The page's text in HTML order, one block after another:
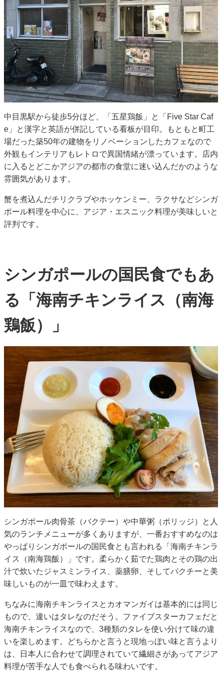
中目黒駅から徒歩5分ほど、「五星鶏飯」と「Five Star Caf
e」と漢字と英語が併記している看板が目印。もともと町工
場だった築50年の建物をリノベーションしたカフェなので
外観もインテリアもレトロで異国情緒が漂っています。店内
に入るとどこかアジアの都市の食堂に迷い込んだかのような
雰囲気があります。
蟹を煮込んだチリクラブやホッケンミー、ラクサなどシンガ
ポール料理を中心に、アジア・エスニック料理が美味しいと
評判です。
シンガポールの国民食でもあ
る「海南チキンライス（南海
鶏飯）」
シンガポール肉骨茶（バクテー）や中華粥（ポリッジ）と人
気のランチメニューが多くありますが、一番おすすめなのは
やっぱりシンガポールの国民食とも言われる「海南チキンラ
イス（南海鶏飯）」です。柔らかく茹でた鶏肉とその鶏の出
汁で炊いたジャスミンライス、薬膳卵、そしてパクチーと美
味しいものが一皿で味わえます。
ちなみに海南チキンライスとカオマンガイは基本的には同じ
もので、違いはタレなのだそう。ファイブスターカフェだと
海南チキンライスなので、3種類のタレを使い分けて味の違
いを楽しめます。どちらかと言うと現地っぽい味と言うより
は、日本人に合わせて調理されていて繊細さがあってアジア
料理が苦手な人でも食べられる味わいです。